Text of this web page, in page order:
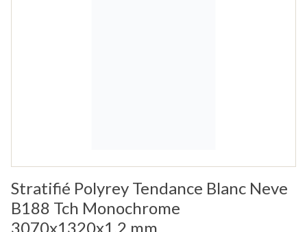
Stratifié Polyrey Tendance Blanc Neve
B188 Tch Monochrome
3070x1320x1.2 mm